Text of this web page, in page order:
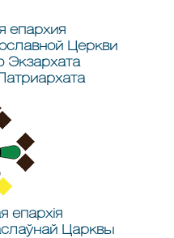
епархия
Церкви
Экзархата
епархія
Царквы